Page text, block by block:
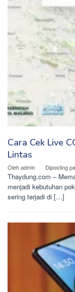
Cara Cek Live
Lintas
Olehadmin Diposting
Thaydung.com –
menjadi kebutuhan
sering terjadi di […]